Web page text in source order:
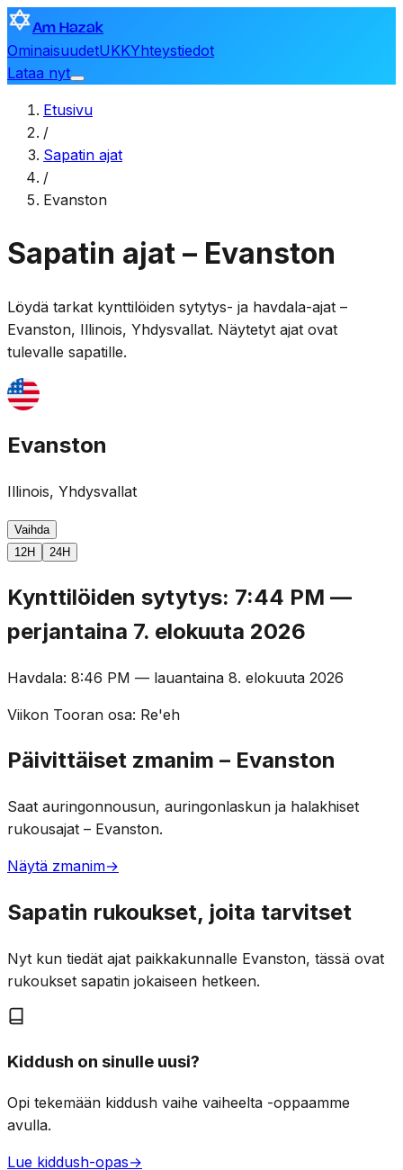
Am Hazak
OminaisuudetUKKYhteystiedot
Lataa nyt
Etusivu
/
Sapatin ajat
/
Evanston
Sapatin ajat – Evanston
Löydä tarkat kynttilöiden sytytys- ja havdala-ajat –
Evanston, Illinois, Yhdysvallat. Näytetyt ajat ovat
tulevalle sapatille.
Evanston
Illinois, Yhdysvallat
Vaihda
12H
24H
Kynttilöiden sytytys: 7:44 PM —
perjantaina 7. elokuuta 2026
Havdala: 8:46 PM — lauantaina 8. elokuuta 2026
Viikon Tooran osa: Re'eh
Päivittäiset zmanim – Evanston
Saat auringonnousun, auringonlaskun ja halakhiset
rukousajat – Evanston.
Näytä zmanim→
Sapatin rukoukset, joita tarvitset
Nyt kun tiedät ajat paikkakunnalle Evanston, tässä ovat
rukoukset sapatin jokaiseen hetkeen.
Kiddush on sinulle uusi?
Opi tekemään kiddush vaihe vaiheelta -oppaamme
avulla.
Lue kiddush-opas→